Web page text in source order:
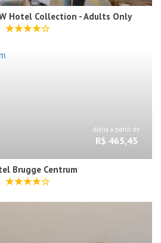
Hotel Collection - Adults Only
diária a partir de
R$ 465,45
Brugge Centrum